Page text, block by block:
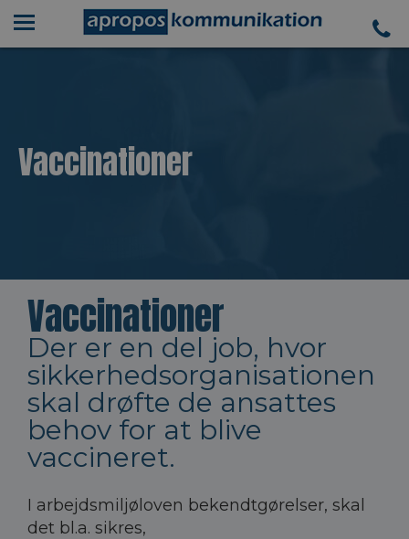
Vaccinationer
Vaccinationer
Der er en del job, hvor
sikkerhedsorganisationen
skal drøfte de ansattes
behov for at blive
vaccineret.
I arbejdsmiljøloven bekendtgørelser, skal
det bl.a. sikres,